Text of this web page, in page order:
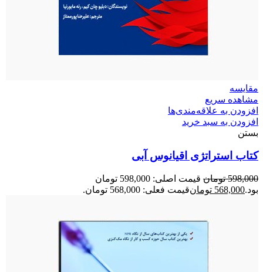
مقایسه
مشاهده سریع
افزودن به علاقه‌مندی‌ها
افزودن به سبد خرید
بستن
کتاب استراتژی اقیانوس آبی
598,000 تومان
قیمت اصلی: 598,000 تومان
بود.568,000 تومانقیمت فعلی: 568,000 تومان.